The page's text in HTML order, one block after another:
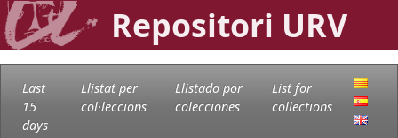
Repositori URV
Last
15
days
Llistat per
col·leccions
Llistado por
colecciones
List for
collections